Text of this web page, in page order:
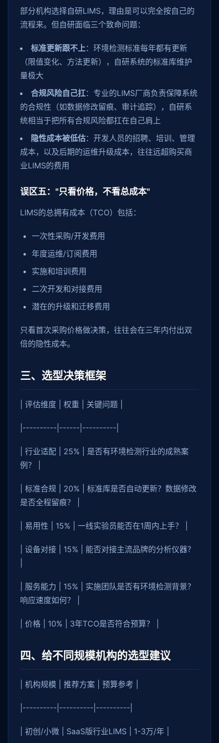
部分机构选择自研LIMS，理由是可以完全按自己的
流程来。但自研面临三个致命问题：
标准更新跟不上：环境检测标准每年都有更新
（限值变化、方法更新），自研系统的标准库维护
量极大
合规风险自己扛：专业的LIMS厂商负责保障系统
的合规性（如数据修改留痕、审计追踪），自研系
统相当于把所有合规风险都扛在自己肩上
隐性成本被低估：开发人员的招聘、培训、管理
成本，以及后期的运维升级成本，往往远超购买商
业LIMS的费用
误区五："只看价格，不看总成本"
LIMS的总拥有成本（TCO）包括：
一次性采购/开发费用
年度运维/订阅费用
实施和培训费用
二次开发和对接费用
潜在的升级和迁移费用
只看首次采购价格做决策，往往会在三年内付出双
倍的隐性成本。
三、选型决策框架
| 评估维度 | 权重 | 关键问题 |
|----------|------|----------|
| 行业适配 | 25% | 是否有环境检测行业的成熟案
例？ |
| 标准合规 | 20% | 标准库是否自动更新？数据修改
是否全程留痕？ |
| 易用性 | 15% | 一线实验员能否在1周内上手？ |
| 设备对接 | 15% | 能否对接主流品牌的分析仪器？
| 服务能力 | 15% | 实施团队是否有环境检测背景？
响应速度如何？ |
| 价格 | 10% | 3年TCO是否符合预算？ |
四、给不同规模机构的选型建议
| 机构规模 | 推荐方案 | 预算参考 |
|----------|----------|----------|
| 初创/小微 | SaaS版行业LIMS | 1-3万/年 |